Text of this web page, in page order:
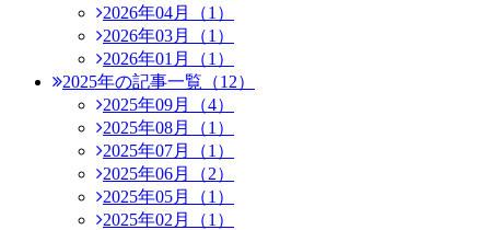
2026年04月（1）
2026年03月（1）
2026年01月（1）
2025年の記事一覧（12）
2025年09月（4）
2025年08月（1）
2025年07月（1）
2025年06月（2）
2025年05月（1）
2025年02月（1）